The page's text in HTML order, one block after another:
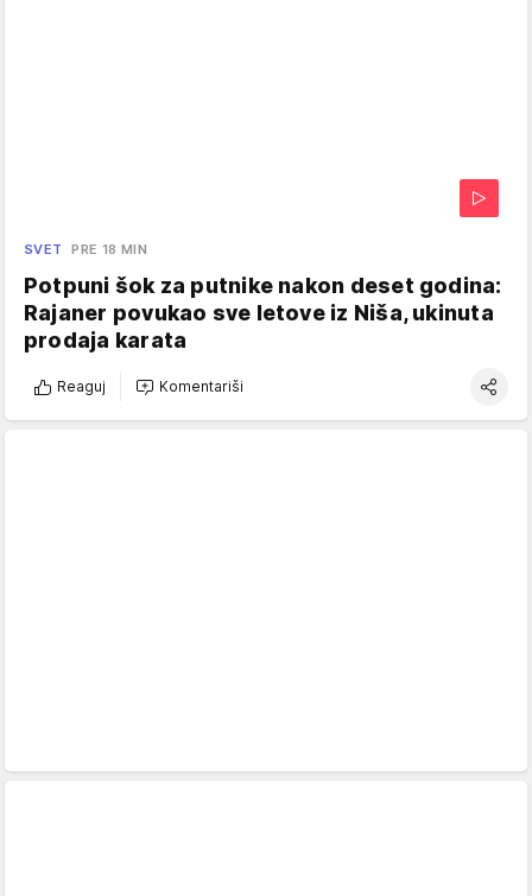
SVET PRE 18 MIN
Potpuni šok za putnike nakon deset godina:
Rajaner povukao sve letove iz Niša, ukinuta
prodaja karata
Reaguj Komentariši